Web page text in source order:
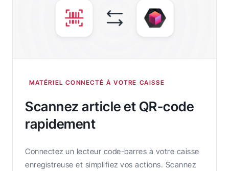
MATÉRIEL CONNECTÉ À VOTRE CAISSE
Scannez article et QR-code
rapidement
Connectez un lecteur code-barres à votre caisse
enregistreuse et simplifiez vos actions. Scannez